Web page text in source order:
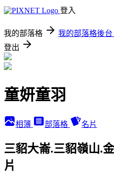
登入
我的部落格 我的部落格後台
登出
童妍童羽
相簿 部落格 名片
三貂大崙.三貂嶺山.
片